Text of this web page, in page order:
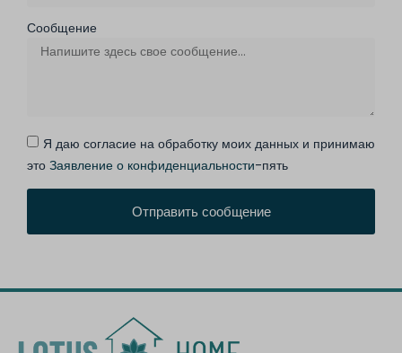
Сообщение
Я даю согласие на обработку моих данных и принимаю
это Заявление о конфиденциальности-пять
Отправить сообщение